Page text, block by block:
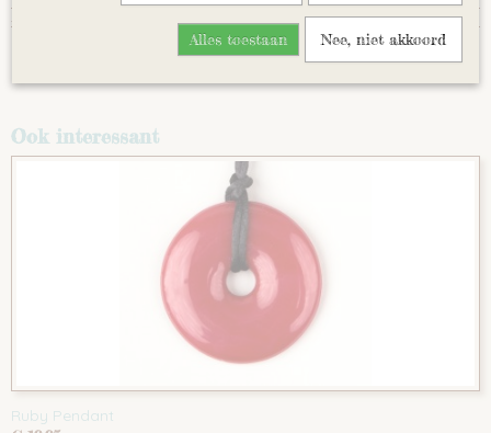
Reacties
Ook interessant
Ruby Pendant
Alles toestaan Nee, niet akkoord